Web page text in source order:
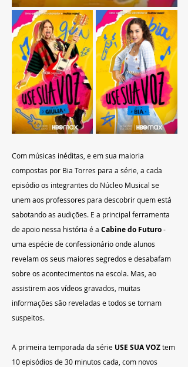
Com músicas inéditas, e em sua maioria
compostas por Bia Torres para a série, a cada
episódio os integrantes do Núcleo Musical se
unem aos professores para descobrir quem está
sabotando as audições. E a principal ferramenta
de apoio nessa história é a Cabine do Futuro -
uma espécie de confessionário onde alunos
revelam os seus maiores segredos e desabafam
sobre os acontecimentos na escola. Mas, ao
assistirem aos vídeos gravados, muitas
informações são reveladas e todos se tornam
suspeitos.
A primeira temporada da série USE SUA VOZ tem
10 episódios de 30 minutos cada, com novos